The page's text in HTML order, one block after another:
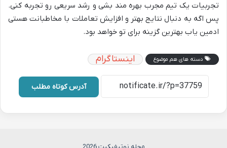
تجربیات یک تیم مجرب بهره مند بشی و رشد سریعی رو تجربه کنی.
پس اگه به دنبال نتایج بهتر و افزایش تعاملات با مخاطبانت هستی
ادمین یاب بهترین گزینه برای تو خواهد بود.
دسته های هم موضوع اینستاگرام
آدرس کوتاه مطلب